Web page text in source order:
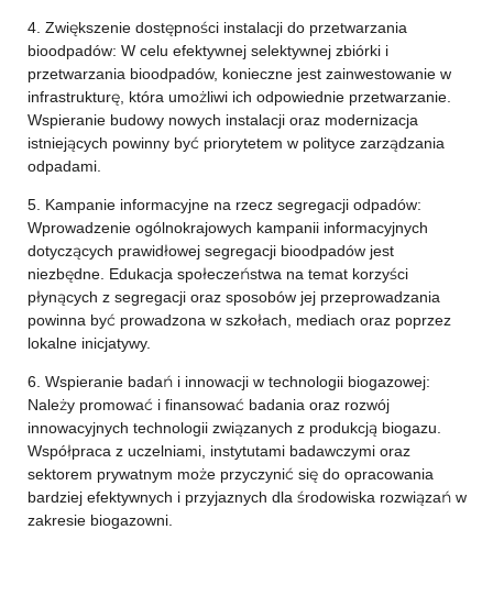
4. Zwiększenie dostępności instalacji do przetwarzania
bioodpadów: W celu efektywnej selektywnej zbiórki i
przetwarzania bioodpadów, konieczne jest zainwestowanie w
infrastrukturę, która umożliwi ich odpowiednie przetwarzanie.
Wspieranie budowy nowych instalacji oraz modernizacja
istniejących powinny być priorytetem w polityce zarządzania
odpadami.
5. Kampanie informacyjne na rzecz segregacji odpadów:
Wprowadzenie ogólnokrajowych kampanii informacyjnych
dotyczących prawidłowej segregacji bioodpadów jest
niezbędne. Edukacja społeczeństwa na temat korzyści
płynących z segregacji oraz sposobów jej przeprowadzania
powinna być prowadzona w szkołach, mediach oraz poprzez
lokalne inicjatywy.
6. Wspieranie badań i innowacji w technologii biogazowej:
Należy promować i finansować badania oraz rozwój
innowacyjnych technologii związanych z produkcją biogazu.
Współpraca z uczelniami, instytutami badawczymi oraz
sektorem prywatnym może przyczynić się do opracowania
bardziej efektywnych i przyjaznych dla środowiska rozwiązań w
zakresie biogazowni.